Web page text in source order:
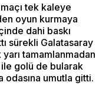
tek kaleye
oyun kurmaya
dahi baskı
sürekli Galatasaray
tamamlanmadan
ile golü de bularak
umutla gitti.